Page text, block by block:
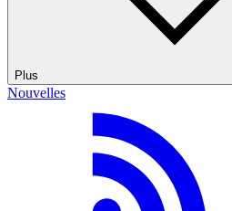
Plus
Nouvelles